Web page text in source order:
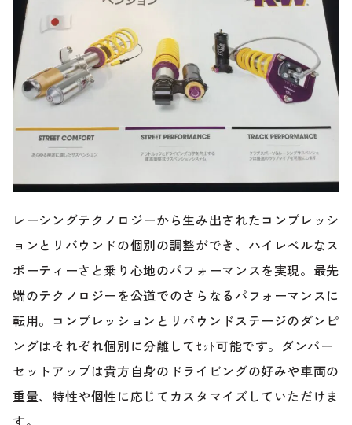
レーシングテクノロジーから生み出されたコンプレッシ
ョンとリバウンドの個別の調整ができ、ハイレベルなス
ポーティーさと乗り心地のパフォーマンスを実現。 最先
端のテクノロジーを公道でのさらなるパフォーマンスに
転用。 コンプレッションとリバウンドステージのダンピ
ングはそれぞれ個別に分離してｾｯﾄ可能です。 ダンパー
セットアップは貴方自身のドライビングの好みや車両の
重量、特性や個性に応じてカスタマイズしていただけま
す。